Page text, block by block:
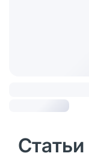
Статьи